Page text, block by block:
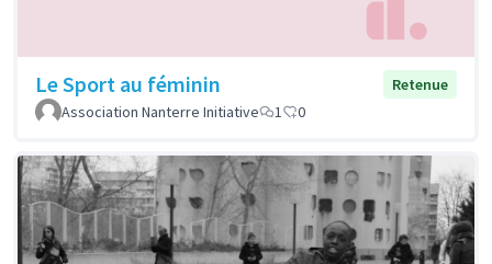
Le Sport au féminin
Retenue
Association Nanterre Initiative
1 0